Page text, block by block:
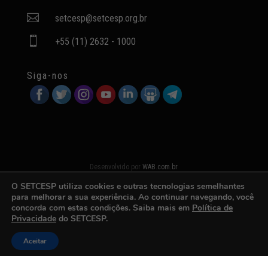
 setcesp@setcesp.org.br
 +55 (11) 2632 - 1000
Siga-nos
Desenvolvido porWAB.com.br
O SETCESP utiliza cookies e outras tecnologias semelhantes
para melhorar a sua experiência. Ao continuar navegando, você
concorda com estas condições. Saiba mais em Política de
Privacidade do SETCESP.
Aceitar